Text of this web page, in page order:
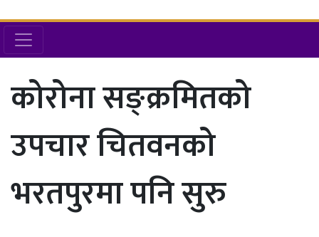
कोरोना सङ्क्रमितको
उपचार चितवनको
भरतपुरमा पनि सुरु